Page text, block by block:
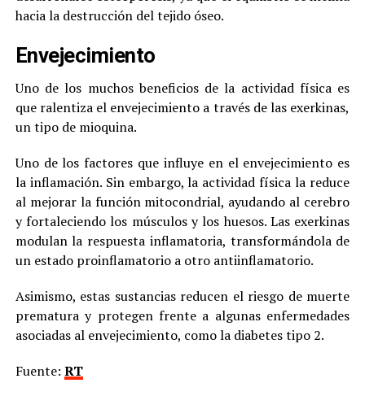
hacia la destrucción del tejido óseo.
Envejecimiento
Uno de los muchos beneficios de la actividad física es
que ralentiza el envejecimiento a través de las exerkinas,
un tipo de mioquina.
Uno de los factores que influye en el envejecimiento es
la inflamación. Sin embargo, la actividad física la reduce
al mejorar la función mitocondrial, ayudando al cerebro
y fortaleciendo los músculos y los huesos. Las exerkinas
modulan la respuesta inflamatoria, transformándola de
un estado proinflamatorio a otro antiinflamatorio.
Asimismo, estas sustancias reducen el riesgo de muerte
prematura y protegen frente a algunas enfermedades
asociadas al envejecimiento, como la diabetes tipo 2.
Fuente: RT